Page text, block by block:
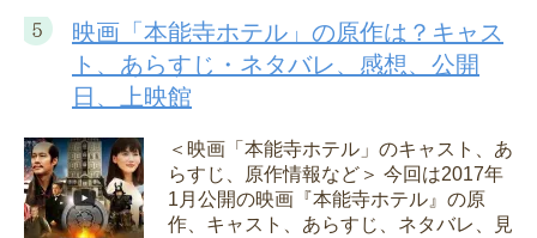
映画「本能寺ホテル」の原作は？キャス
ト、あらすじ・ネタバレ、感想、公開
日、上映館
＜映画「本能寺ホテル」のキャスト、あ
らすじ、原作情報など＞ 今回は2017年
1月公開の映画『本能寺ホテル』の原
作、キャスト、あらすじ、ネタバレ、見